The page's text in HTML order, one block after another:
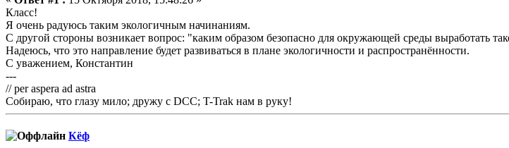
Класс!
Я очень радуюсь таким экологичным начинаниям.
С другой стороны возникает вопрос: "каким образом безопасно для окружающей среды выработать
Надеюсь, что это направление будет развиваться в плане экологичности и распространённости.
С уважением, Константин
---
// per aspera ad astra
Собираю, что глазу мило; дружу с DCC; T-Trak нам в руку!
Кёф